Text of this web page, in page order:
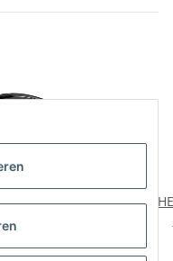
Möbelgriff, BA
130 x 27 x 12